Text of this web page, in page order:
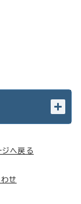
ジへ戻る
せ